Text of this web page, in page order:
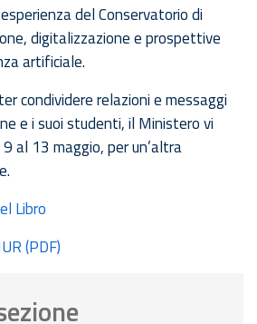
del Conservatorio di
digitalizzazione e prospettive
artificiale.
condividere relazioni e messaggi
e i suoi studenti, il Ministero vi
al 13 maggio, per un’altra
Libro
(PDF)